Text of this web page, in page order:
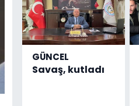
GÜNCEL
Savaş, kutladı